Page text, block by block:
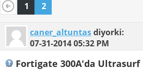
1 2
caner_altuntasdiyorki:
07-31-201405:32 PM
Fortigate 300A'da Ultrasurf